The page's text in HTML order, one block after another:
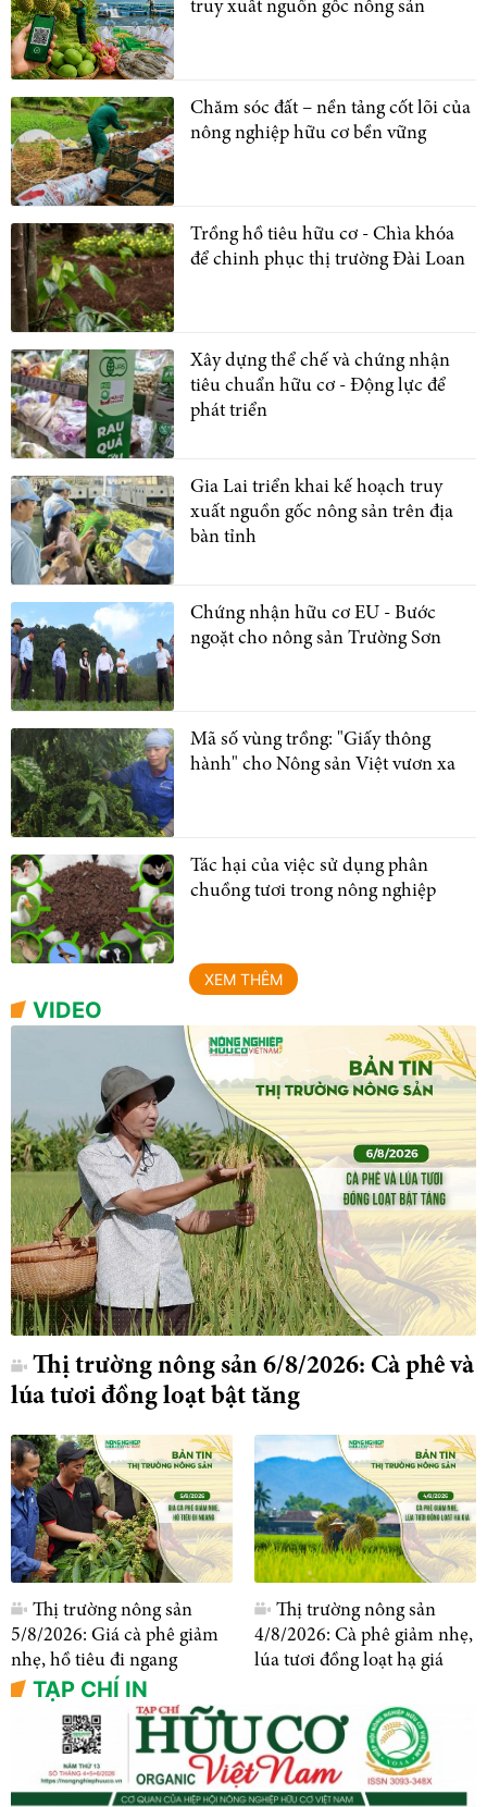
truy xuất nguồn gốc nông sản
Chăm sóc đất – nền tảng cốt lõi của
nông nghiệp hữu cơ bền vững
Trồng hồ tiêu hữu cơ - Chìa khóa
để chinh phục thị trường Đài Loan
Xây dựng thể chế và chứng nhận
tiêu chuẩn hữu cơ - Động lực để
phát triển
Gia Lai triển khai kế hoạch truy
xuất nguồn gốc nông sản trên địa
bàn tỉnh
Chứng nhận hữu cơ EU - Bước
ngoặt cho nông sản Trường Sơn
Mã số vùng trồng: "Giấy thông
hành" cho Nông sản Việt vươn xa
Tác hại của việc sử dụng phân
chuồng tươi trong nông nghiệp
XEM THÊM
VIDEO
Thị trường nông sản 6/8/2026: Cà phê và
lúa tươi đồng loạt bật tăng
Thị trường nông sản
5/8/2026: Giá cà phê giảm
nhẹ, hồ tiêu đi ngang
Thị trường nông sản
4/8/2026: Cà phê giảm nhẹ,
lúa tươi đồng loạt hạ giá
TẠP CHÍ IN